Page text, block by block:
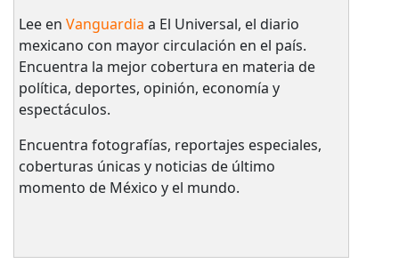
Lee en Vanguardia a El Universal, el diario
mexicano con mayor circulación en el país.​
Encuentra la mejor cobertura en materia de
política, deportes, opinión, economía y
espectáculos.
Encuentra fotografías, reportajes especiales,
coberturas únicas y noticias de último
momento de México y el mundo.